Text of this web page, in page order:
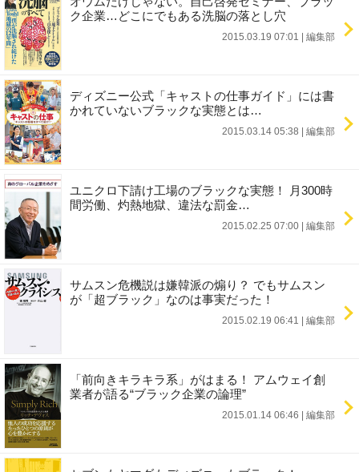
ク企業…どこにでもある洗脳の落とし穴
2015.03.19 07:01 編集部
ディズニー公式「キャストの仕事ガイド」には書
かれていないブラックな実態とは…
2015.03.14 05:38 編集部
ユニクロ下請け工場のブラックな実態！ 月300時
間労働、灼熱地獄、違法な罰金…
2015.02.25 07:00 編集部
サムスン危機説は嫌韓派の煽り？ でもサムスン
が「超ブラック」なのは事実だった！
2015.02.19 06:41 編集部
「前向きキラキラ系」がはまる！ アムウェイ創
業者が語る“ブラック企業の論理”
2015.01.14 06:46 編集部